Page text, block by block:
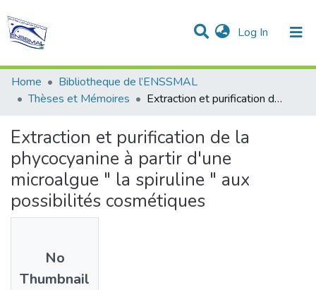
Log In (current)
Communities & Collections
Statistics
All of DSpace
Home
Bibliotheque de l’ENSSMAL
Thèses et Mémoires
Extraction et purification de la phycocyanine à partir d'une microalgue " la spiruline " aux possibilités cosmétiques
Extraction et purification de la
phycocyanine à partir d'une
microalgue " la spiruline " aux
possibilités cosmétiques
No
Thumbnail